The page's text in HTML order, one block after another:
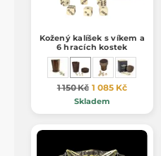
Kožený kalíšek s víkem a
6 hracích kostek
1 150 Kč 1 085 Kč
Skladem